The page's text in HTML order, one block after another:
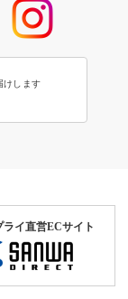
けします
ライ直営ECサイト